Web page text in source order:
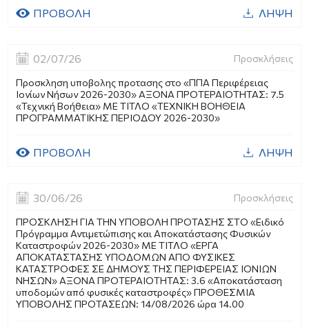
ΠΡΟΒΟΛΗ ΛΗΨΗ
02/07/26 Προσκλήσεις
Προσκληση υποβολης προτασης στο «ΠΠΑ Περιφέρειας
Ιονίων Νήσων 2026-2030» ΑΞΟΝΑ ΠΡΟΤΕΡΑΙΟΤΗΤΑΣ: 7.5
«Τεχνική Βοήθεια» ΜΕ ΤΙΤΛΟ «ΤΕΧΝΙΚΗ ΒΟΗΘΕΙΑ
ΠΡΟΓΡΑΜΜΑΤΙΚΗΣ ΠΕΡΙΟΔΟΥ 2026-2030»
ΠΡΟΒΟΛΗ ΛΗΨΗ
30/06/26 Προσκλήσεις
ΠΡΟΣΚΛΗΣΗ ΓΙΑ ΤΗΝ ΥΠΟΒΟΛΗ ΠΡΟΤΑΣΗΣ ΣΤΟ «Ειδικό
Πρόγραμμα Αντιμετώπισης και Αποκατάστασης Φυσικών
Καταστροφών 2026-2030» ΜΕ ΤΙΤΛΟ «ΕΡΓΑ
ΑΠΟΚΑΤΑΣΤΑΣΗΣ ΥΠΟΔΟΜΩΝ ΑΠΟ ΦΥΣΙΚΕΣ
ΚΑΤΑΣΤΡΟΦΕΣ ΣΕ ΔΗΜΟΥΣ ΤΗΣ ΠΕΡΙΦΕΡΕΙΑΣ ΙΟΝΙΩΝ
ΝΗΣΩΝ» ΑΞΟΝΑ ΠΡΟΤΕΡΑΙΟΤΗΤΑΣ: 3.6 «Αποκατάσταση
υποδομών από φυσικές καταστροφές» ΠΡΟΘΕΣΜΙΑ
ΥΠΟΒΟΛΗΣ ΠΡΟΤΑΣΕΩΝ: 14/08/2026 ώρα 14.00